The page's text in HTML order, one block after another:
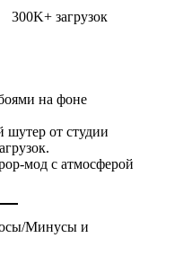
300K+ загрузок
на фоне
от студии
мод с атмосферой